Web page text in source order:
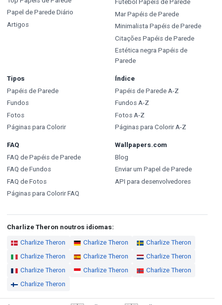
Papel de Parede Diário
Artigos
Futebol Papéis de Parede
Mar Papéis de Parede
Minimalista Papéis de Parede
Citações Papéis de Parede
Estética negra Papéis de
Parede
Tipos
Papéis de Parede
Fundos
Fotos
Páginas para Colorir
Índice
Papéis de Parede A-Z
Fundos A-Z
Fotos A-Z
Páginas para Colorir A-Z
FAQ
FAQ de Papéis de Parede
FAQ de Fundos
FAQ de Fotos
Páginas para Colorir FAQ
Wallpapers.com
Blog
Enviar um Papel de Parede
API para desenvolvedores
Charlize Theron noutros idiomas:
Charlize Theron Charlize Theron
Charlize Theron
Charlize Theron
Charlize Theron
Charlize Theron
Charlize Theron
Charlize Theron
Charlize Theron
Charlize Theron